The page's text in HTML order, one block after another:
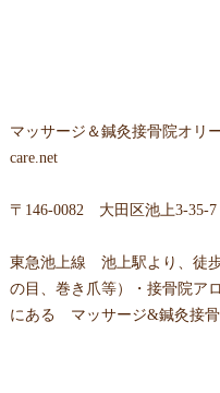
マッサージ＆鍼灸接骨院オリ
care.net
〒146-0082 大田区池上3-35-7
東急池上線 池上駅より、徒
の目、巻き爪等）・接骨院ア
にある マッサージ&鍼灸接